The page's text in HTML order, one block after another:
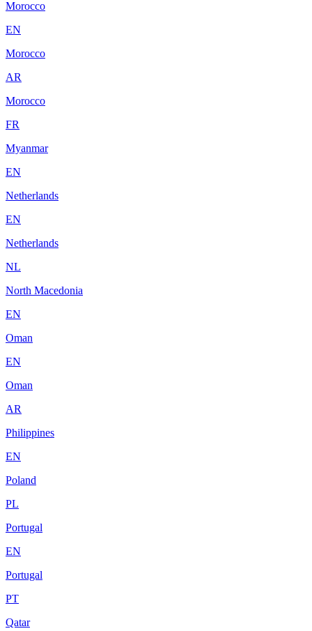
Morocco
EN
Morocco
AR
Morocco
FR
Myanmar
EN
Netherlands
EN
Netherlands
NL
North Macedonia
EN
Oman
EN
Oman
AR
Philippines
EN
Poland
PL
Portugal
EN
Portugal
PT
Qatar